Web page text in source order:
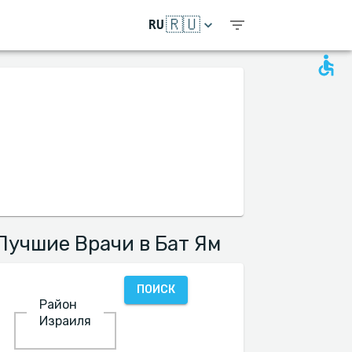
RU🇷🇺
Врачи в Бат Ям
Район
Израиля
ПОИСК